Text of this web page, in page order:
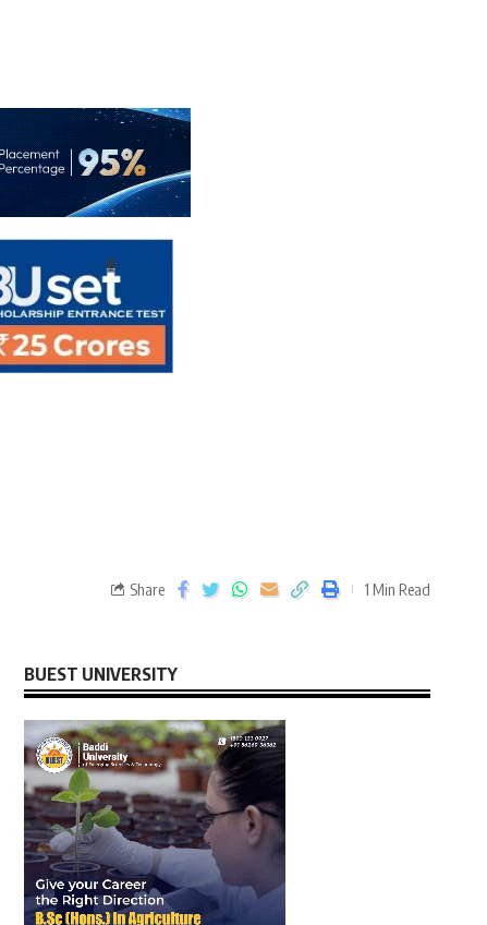
Share 1 Min Read
BUEST UNIVERSITY